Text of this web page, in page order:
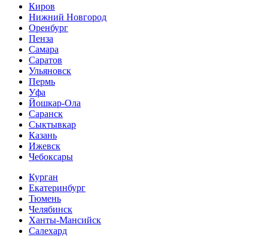
Киров
Нижний Новгород
Оренбург
Пенза
Самара
Саратов
Ульяновск
Пермь
Уфа
Йошкар-Ола
Саранск
Сыктывкар
Казань
Ижевск
Чебоксары
Курган
Екатеринбург
Тюмень
Челябинск
Ханты-Мансийск
Салехард